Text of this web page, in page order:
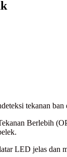
tekanan
Berlebih
LED jelas dan